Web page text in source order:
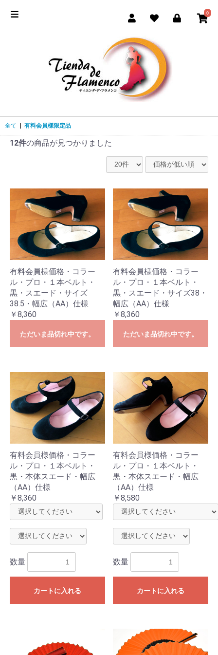
0
全て 有料会員様限定品
12件の商品が見つかりました
有料会員様価格・コラー
ル・プロ・１本ベルト・
黒・スエード・サイズ
38.5・幅広（AA）仕様
￥8,360
ただいま品切れ中です。
有料会員様価格・コラー
ル・プロ・１本ベルト・
黒・スエード・サイズ38・
幅広（AA）仕様
￥8,360
ただいま品切れ中です。
有料会員様価格・コラー
ル・プロ・１本ベルト・
黒・本体スエード・幅広
（AA）仕様
￥8,360
数量
カートに入れる
有料会員様価格・コラー
ル・プロ・１本ベルト・
黒・本体スエード・幅広
（AA）仕様
￥8,580
数量
カートに入れる